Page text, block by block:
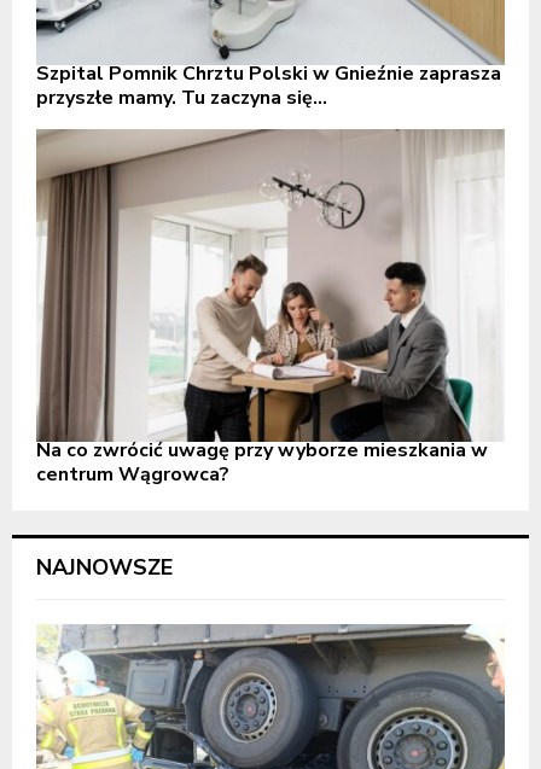
Szpital Pomnik Chrztu Polski w Gnieźnie zaprasza
przyszłe mamy. Tu zaczyna się...
Na co zwrócić uwagę przy wyborze mieszkania w
centrum Wągrowca?
NAJNOWSZE